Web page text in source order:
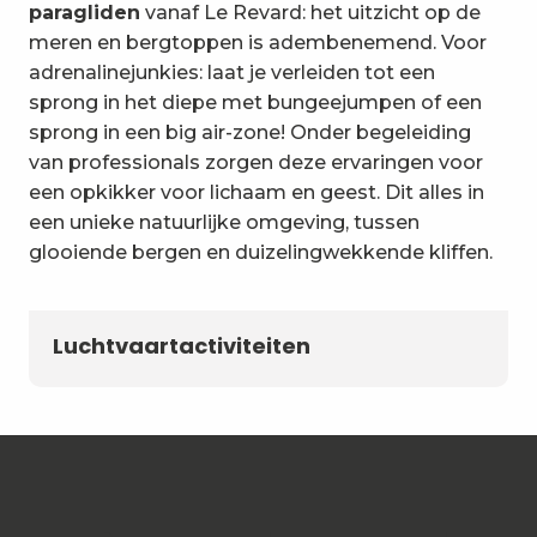
paragliden vanaf Le Revard: het uitzicht op de
meren en bergtoppen is adembenemend. Voor
adrenalinejunkies: laat je verleiden tot een
sprong in het diepe met bungeejumpen of een
sprong in een big air-zone! Onder begeleiding
van professionals zorgen deze ervaringen voor
een opkikker voor lichaam en geest. Dit alles in
een unieke natuurlijke omgeving, tussen
glooiende bergen en duizelingwekkende kliffen.
Luchtvaartactiviteiten